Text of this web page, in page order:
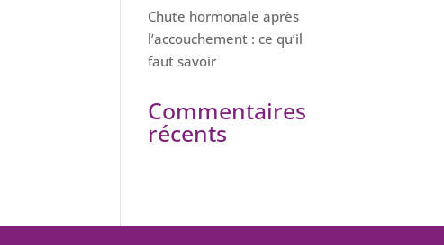
Chute hormonale après
l’accouchement : ce qu’il
faut savoir
Commentaires
récents